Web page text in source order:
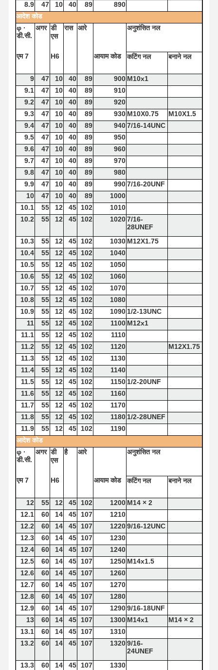
8.9
47 10 40 89
890
आदेश कोड
φ ·
डी.सी.
अगर डी
एस
रास आरे अनुशंसित नल
एम 7 H6 आयाम कोड कटिंग नल बनाने नल
9 47 10 40 89 900 M10x1
9.1
47 10 40 89
910
9.2
47 10 40 89
920
9.3
47 10 40 89 930 M10X0.75
M10X1.5
9.4
47 10 40 89 9407/16-14UNC
9.5
47 10 40 89
950
9.6
47 10 40 89
960
9.7
47 10 40 89
970
9.8
47 10 40 89
980
9.9
47 10 40 89 9907/16-20UNF
10
47 10 40 89
1000
10.1
55 12 45 102
1010
10.2
55 12 45 102 10207/16-
28UNEF
10.3
55 12 45 102 1030 M12X1.75
10.4
55 12 45 102
1040
10.5
55 12 45 102
1050
10.6
55 12 45 102
1060
10.7
55 12 45 102
1070
10.8
55 12 45 102
1080
10.9
55 12 45 102 1090 1/2-13UNC
11
55 12 45 102 1100 M12x1
11.1
55 12 45 102
1110
11.2
55 12 45 102 1120
M12X1.75
11.3
55 12 45 102
1130
11.4
55 12 45 102
1140
11.5
55 12 45 102 1150 1/2-20UNF
11.6
55 12 45 102
1160
11.7
55 12 45 102
1170
11.8
55 12 45 102 1180 1/2-28UNEF
11.9
55 12 45 102
1190
आदेश कोड
φ ·
डी.सी.
अगर डी
एस
है आरे अनुशंसित नल
एम 7 H6 आयाम कोड कटिंग नल बनाने नल
12 55 12 45 102 1200 M14 × 2
12.1
60 14 45 107
1210
12.2
60 14 45 107 12209/16-12UNC
12.3
60 14 45 107
1230
12.4
60 14 45 107
1240
12.5
60 14 45 107 1250 M14x1.5
12.6
60 14 45 107
1260
12.7
60 14 45 107
1270
12.8
60 14 45 107
1280
12.9
60 14 45 107 12909/16-18UNF
13
60 14 45 107 1300 M14x1
M14 × 2
13.1
60 14 45 107
1310
13.2
60 14 45 107 13209/16-
24UNEF
13.3
60 14 45 107 1330